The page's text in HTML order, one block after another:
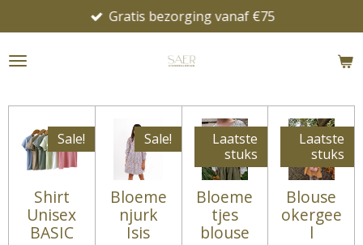
direct
naar
Gratis bezorging vanaf €75
Sale!
Shirt
Unisex
BASIC
Sale!
Bloeme
njurk
Isis
Laatste
stuks
Bloeme
tjes
blouse
Laatste
stuks
Blouse
okergee
l